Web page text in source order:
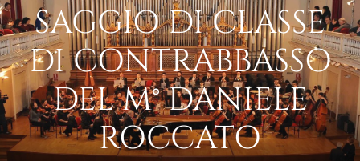
SAGGIO DI CLASSE
DI CONTRABBASSO
DEL M° DANIELE
ROCCATO